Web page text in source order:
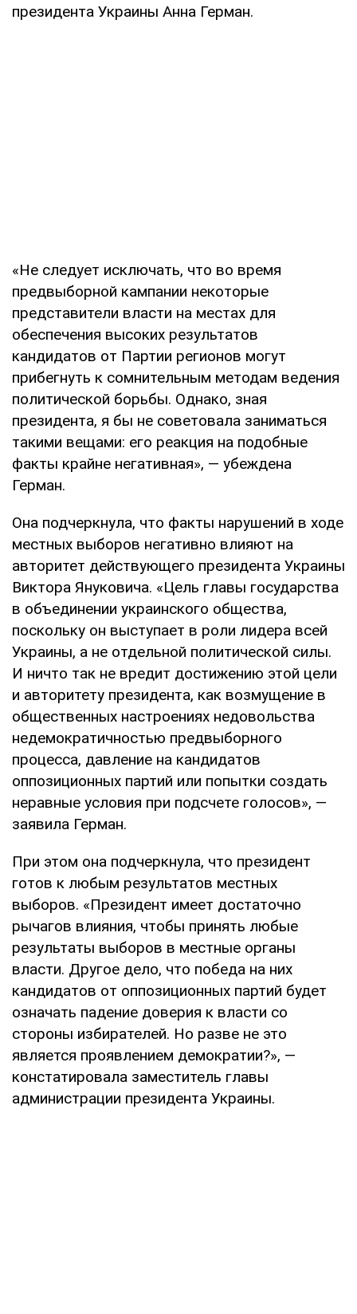
президента Украины Анна Герман.
«Не следует исключать, что во время
предвыборной кампании некоторые
представители власти на местах для
обеспечения высоких результатов
кандидатов от Партии регионов могут
прибегнуть к сомнительным методам ведения
политической борьбы. Однако, зная
президента, я бы не советовала заниматься
такими вещами: его реакция на подобные
факты крайне негативная», — убеждена
Герман.
Она подчеркнула, что факты нарушений в ходе
местных выборов негативно влияют на
авторитет действующего президента Украины
Виктора Януковича. «Цель главы государства
в объединении украинского общества,
поскольку он выступает в роли лидера всей
Украины, а не отдельной политической силы.
И ничто так не вредит достижению этой цели
и авторитету президента, как возмущение в
общественных настроениях недовольства
недемократичностью предвыборного
процесса, давление на кандидатов
оппозиционных партий или попытки создать
неравные условия при подсчете голосов», —
заявила Герман.
При этом она подчеркнула, что президент
готов к любым результатов местных
выборов. «Президент имеет достаточно
рычагов влияния, чтобы принять любые
результаты выборов в местные органы
власти. Другое дело, что победа на них
кандидатов от оппозиционных партий будет
означать падение доверия к власти со
стороны избирателей. Но разве не это
является проявлением демократии?», —
констатировала заместитель главы
администрации президента Украины.